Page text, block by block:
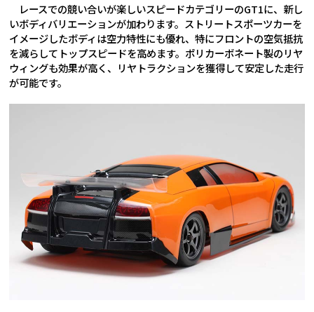
レースでの競い合いが楽しいスピードカテゴリーのGT1に、新し
いボディバリエーションが加わります。ストリートスポーツカーを
イメージしたボディは空力特性にも優れ、特にフロントの空気抵抗
を減らしてトップスピードを高めます。ポリカーボネート製のリヤ
ウィングも効果が高く、リヤトラクションを獲得して安定した走行
が可能です。